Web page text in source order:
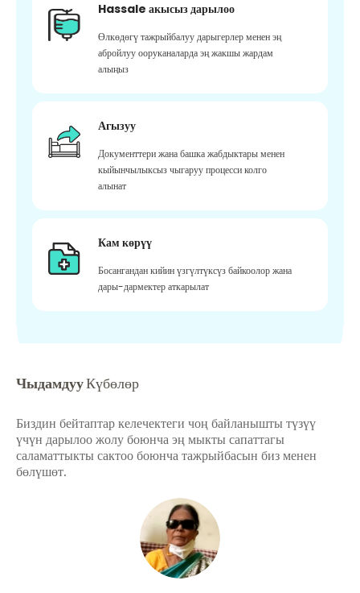
Hassale акысыз дарылоо
Өлкөдөгү тажрыйбалуу дарыгерлер менен эң
абройлуу ооруканаларда эң жакшы жардам
алыңыз
Агызуу
Документтери жана башка жабдыктары менен
кыйынчылыксыз чыгаруу процесси колго
алынат
Кам көрүү
Босангандан кийин үзгүлтүксүз байкоолор жана
дары-дармектер аткарылат
ЧыдамдууКүбөлөр
Биздин бейтаптар келечектеги чоң байланышты түзүү
үчүн дарылоо жолу боюнча эң мыкты сапаттагы
саламаттыкты сактоо боюнча тажрыйбасын биз менен
бөлүшөт.